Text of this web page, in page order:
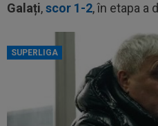
Galați,scor 1-2, în etapa a
SUPERLIGA